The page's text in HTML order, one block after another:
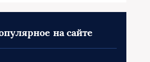
на сайте